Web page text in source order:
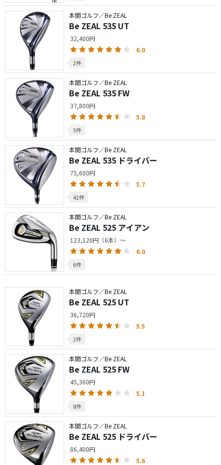
本間ゴルフ／Be ZEAL
Be ZEAL 535 UT
32,400円
6.0
2件
本間ゴルフ／Be ZEAL
Be ZEAL 535 FW
37,800円
5.8
5件
本間ゴルフ／Be ZEAL
Be ZEAL 535 ドライバー
75,600円
5.7
42件
本間ゴルフ／Be ZEAL
Be ZEAL 525 アイアン
123,120円（6本）～
6.0
6件
本間ゴルフ／Be ZEAL
Be ZEAL 525 UT
36,720円
5.5
2件
本間ゴルフ／Be ZEAL
Be ZEAL 525 FW
45,360円
5.1
8件
本間ゴルフ／Be ZEAL
Be ZEAL 525 ドライバー
86,400円
5.6